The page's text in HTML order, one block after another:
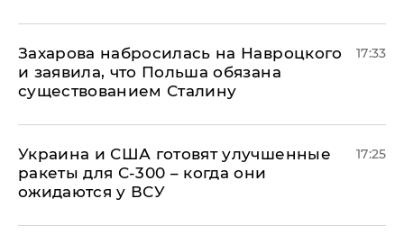
​Захарова набросилась на Навроцкого
и заявила, что Польша обязана
существованием Сталину
17:33
Украина и США готовят улучшенные
ракеты для С-300 – когда они
ожидаются у ВСУ
17:25